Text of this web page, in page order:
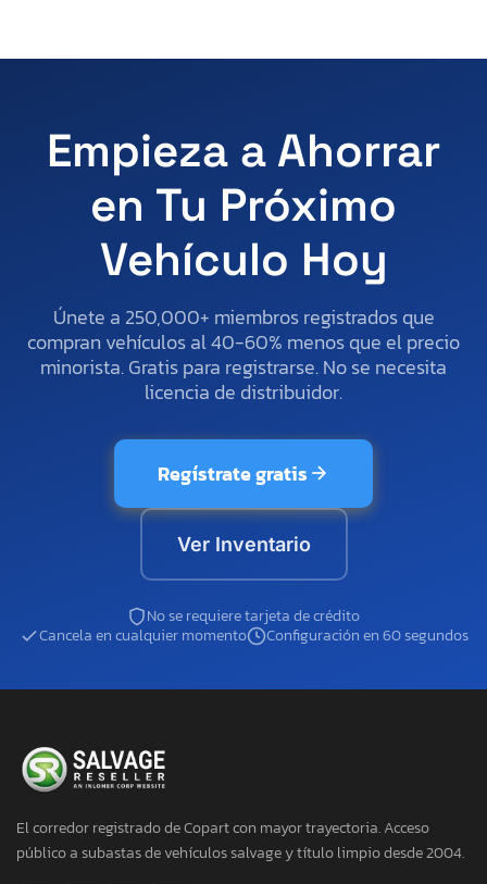
Empieza a Ahorrar
en Tu Próximo
Vehículo Hoy
Únete a 250,000+ miembros registrados que
compran vehículos al 40-60% menos que el precio
minorista. Gratis para registrarse. No se necesita
licencia de distribuidor.
Regístrate gratis
Ver Inventario
No se requiere tarjeta de crédito
Cancela en cualquier momento
Configuración en 60 segundos
El corredor registrado de Copart con mayor trayectoria. Acceso
público a subastas de vehículos salvage y título limpio desde 2004.